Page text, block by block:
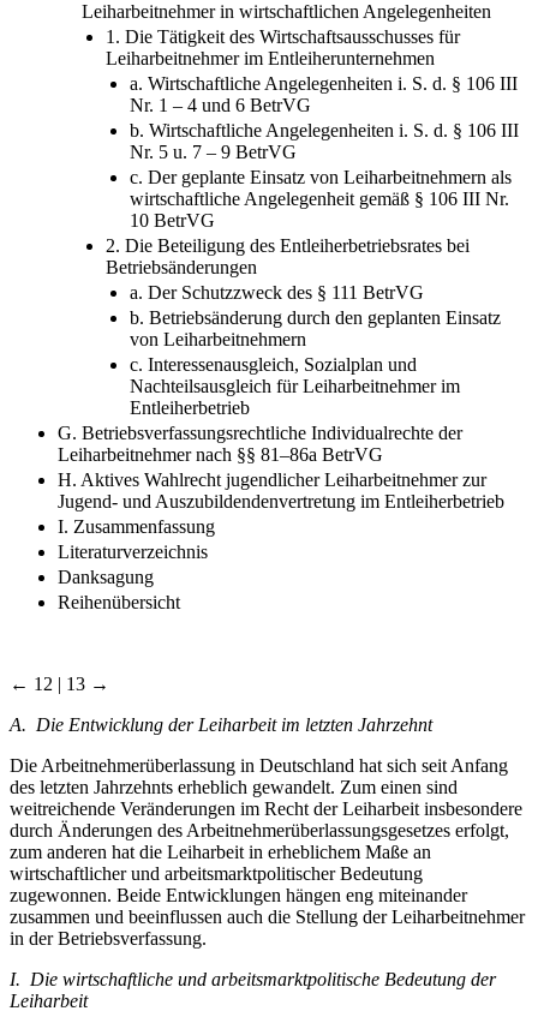
Leiharbeitnehmer in wirtschaftlichen Angelegenheiten
1. Die Tätigkeit des Wirtschaftsausschusses für
Leiharbeitnehmer im Entleiherunternehmen
a. Wirtschaftliche Angelegenheiten i. S. d. § 106 III
Nr. 1 – 4 und 6 BetrVG
b. Wirtschaftliche Angelegenheiten i. S. d. § 106 III
Nr. 5 u. 7 – 9 BetrVG
c. Der geplante Einsatz von Leiharbeitnehmern als
wirtschaftliche Angelegenheit gemäß § 106 III Nr.
10 BetrVG
2. Die Beteiligung des Entleiherbetriebsrates bei
Betriebsänderungen
a. Der Schutzzweck des § 111 BetrVG
b. Betriebsänderung durch den geplanten Einsatz
von Leiharbeitnehmern
c. Interessenausgleich, Sozialplan und
Nachteilsausgleich für Leiharbeitnehmer im
Entleiherbetrieb
G. Betriebsverfassungsrechtliche Individualrechte der
Leiharbeitnehmer nach §§ 81–86a BetrVG
H. Aktives Wahlrecht jugendlicher Leiharbeitnehmer zur
Jugend- und Auszubildendenvertretung im Entleiherbetrieb
I. Zusammenfassung
Literaturverzeichnis
Danksagung
Reihenübersicht
← 12 | 13 →
A. Die Entwicklung der Leiharbeit im letzten Jahrzehnt
Die Arbeitnehmerüberlassung in Deutschland hat sich seit Anfang
des letzten Jahrzehnts erheblich gewandelt. Zum einen sind
weitreichende Veränderungen im Recht der Leiharbeit insbesondere
durch Änderungen des Arbeitnehmerüberlassungsgesetzes erfolgt,
zum anderen hat die Leiharbeit in erheblichem Maße an
wirtschaftlicher und arbeitsmarktpolitischer Bedeutung
zugewonnen. Beide Entwicklungen hängen eng miteinander
zusammen und beeinflussen auch die Stellung der Leiharbeitnehmer
in der Betriebsverfassung.
I. Die wirtschaftliche und arbeitsmarktpolitische Bedeutung der
Leiharbeit